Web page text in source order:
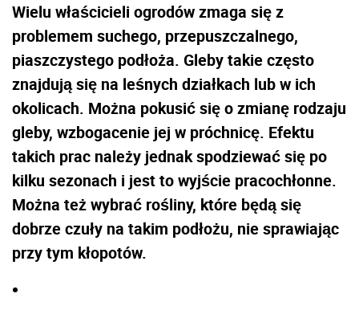
Wielu właścicieli ogrodów zmaga się z
problemem suchego, przepuszczalnego,
piaszczystego podłoża. Gleby takie często
znajdują się na leśnych działkach lub w ich
okolicach. Można pokusić się o zmianę rodzaju
gleby, wzbogacenie jej w próchnicę. Efektu
takich prac należy jednak spodziewać się po
kilku sezonach i jest to wyjście pracochłonne.
Można też wybrać rośliny, które będą się
dobrze czuły na takim podłożu, nie sprawiając
przy tym kłopotów.